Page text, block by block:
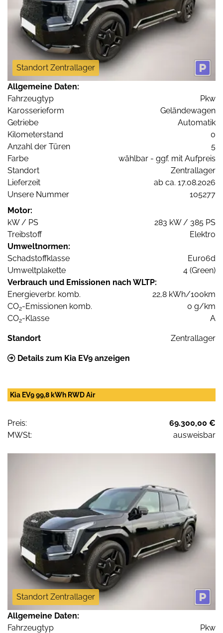
Standort Zentrallager
Allgemeine Daten:
Fahrzeugtyp
Pkw
Karosserieform
Geländewagen
Getriebe
Automatik
Kilometerstand
0
Anzahl der Türen
5
Farbe
wählbar - ggf. mit Aufpreis
Standort
Zentrallager
Lieferzeit
ab ca. 17.08.2026
Unsere Nummer
105277
Motor:
kW / PS
283 kW / 385 PS
Treibstoff
Elektro
Umweltnormen:
Schadstoffklasse
Euro6d
Umweltplakette
4 (Green)
Verbrauch und Emissionen nach WLTP:
Energieverbr. komb.
22,8 kWh/100km
CO2-Emissionen komb.
0 g/km
CO2-Klasse A
Standort Zentrallager
Details zum Kia EV9 anzeigen
Kia EV9 99,8 kWh RWD Air
Preis:
69.300,00 €
MWSt:
ausweisbar
Standort Zentrallager
Allgemeine Daten:
Fahrzeugtyp
Pkw